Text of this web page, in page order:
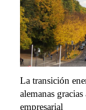
La transición
alemanas
empresarial